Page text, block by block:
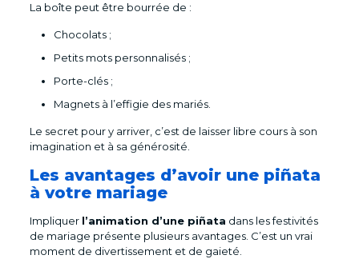
La boîte peut être bourrée de :
Chocolats ;
Petits mots personnalisés ;
Porte-clés ;
Magnets à l’effigie des mariés.
Le secret pour y arriver, c’est de laisser libre cours à son
imagination et à sa générosité.
Les avantages d’avoir une piñata
à votre mariage
Impliquer l’animation d’une piñata dans les festivités
de mariage présente plusieurs avantages. C’est un vrai
moment de divertissement et de gaieté.